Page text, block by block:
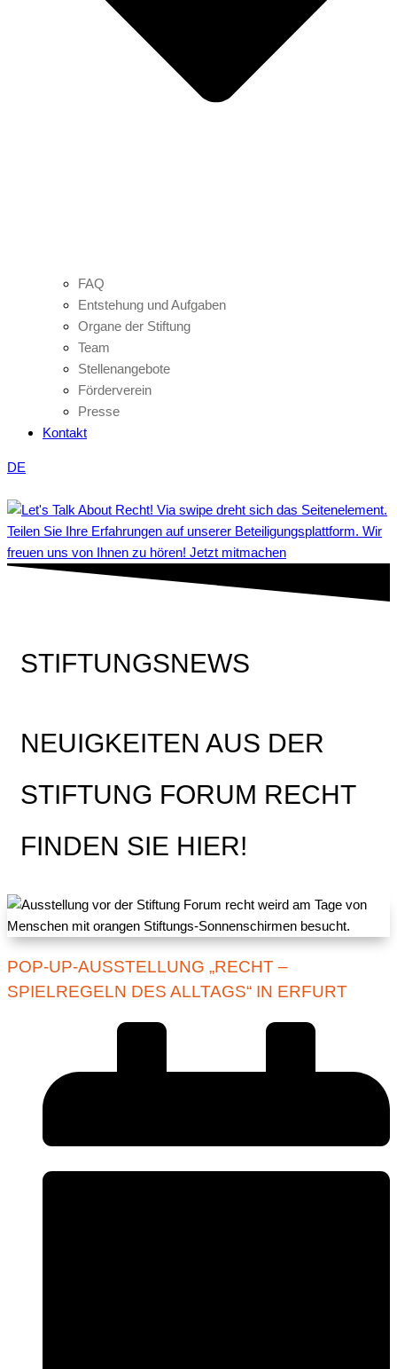
FAQ
Entstehung und Aufgaben
Organe der Stiftung
Team
Stellenangebote
Förderverein
Presse
Kontakt
DE
Teilen Sie Ihre Erfahrungen auf unserer Beteiligungsplattform. Wir
freuen uns von Ihnen zu hören! Jetzt mitmachen
STIFTUNGSNEWS
NEUIGKEITEN AUS DER
STIFTUNG FORUM RECHT
FINDEN SIE HIER!
POP-UP-AUSSTELLUNG „RECHT –
SPIELREGELN DES ALLTAGS“ IN ERFURT